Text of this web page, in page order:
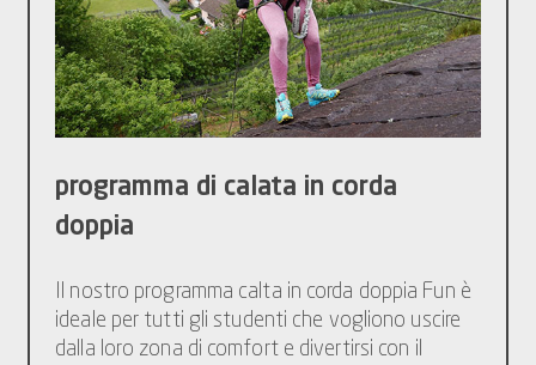
programma di calata in corda
doppia
Il nostro programma calta in corda doppia Fun è
ideale per tutti gli studenti che vogliono uscire
dalla loro zona di comfort e divertirsi con il